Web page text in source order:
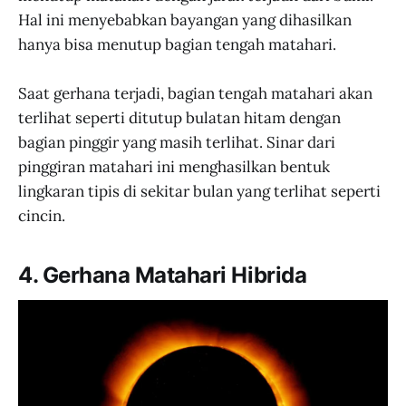
Hal ini menyebabkan bayangan yang dihasilkan
hanya bisa menutup bagian tengah matahari.
Saat gerhana terjadi, bagian tengah matahari akan
terlihat seperti ditutup bulatan hitam dengan
bagian pinggir yang masih terlihat. Sinar dari
pinggiran matahari ini menghasilkan bentuk
lingkaran tipis di sekitar bulan yang terlihat seperti
cincin.
4. Gerhana Matahari Hibrida